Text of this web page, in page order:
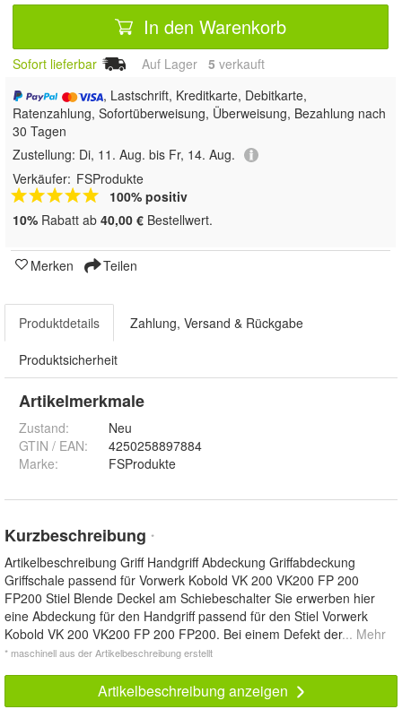
In den Warenkorb
Sofort lieferbar Auf Lager 5 verkauft
, Lastschrift, Kreditkarte, Debitkarte,
Ratenzahlung, Sofortüberweisung, Überweisung, Bezahlung nach
30 Tagen
Zustellung: Di, 11. Aug. bis Fr, 14. Aug.
Verkäufer: FSProdukte
100% positiv
10% Rabatt ab 40,00 € Bestellwert.
Merken Teilen
Produktdetails Zahlung, Versand & Rückgabe
Produktsicherheit
Artikelmerkmale
Zustand:
Neu
GTIN / EAN:
4250258897884
Marke:
FSProdukte
Kurzbeschreibung *
Artikelbeschreibung Griff Handgriff Abdeckung Griffabdeckung
Griffschale passend für Vorwerk Kobold VK 200 VK200 FP 200
FP200 Stiel Blende Deckel am Schiebeschalter Sie erwerben hier
eine Abdeckung für den Handgriff passend für den Stiel Vorwerk
Kobold VK 200 VK200 FP 200 FP200. Bei einem Defekt der... Mehr
* maschinell aus der Artikelbeschreibung erstellt
Artikelbeschreibung anzeigen